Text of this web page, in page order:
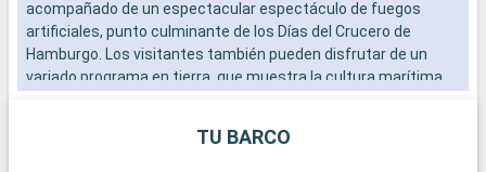
acompañado de un espectacular espectáculo de fuegos
artificiales, punto culminante de los Días del Crucero de
Hamburgo. Los visitantes también pueden disfrutar de un
variado programa en tierra, que muestra la cultura marítima
TU BARCO